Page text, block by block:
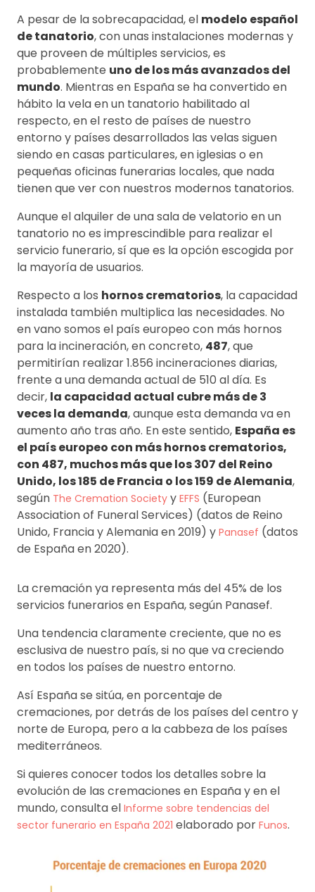
A pesar de la sobrecapacidad, el modelo español
de tanatorio, con unas instalaciones modernas y
que proveen de múltiples servicios, es
probablemente uno de los más avanzados del
mundo. Mientras en España se ha convertido en
hábito la vela en un tanatorio habilitado al
respecto, en el resto de países de nuestro
entorno y países desarrollados las velas siguen
siendo en casas particulares, en iglesias o en
pequeñas oficinas funerarias locales, que nada
tienen que ver con nuestros modernos tanatorios.
Aunque el alquiler de una sala de velatorio en un
tanatorio no es imprescindible para realizar el
servicio funerario, sí que es la opción escogida por
la mayoría de usuarios.
Respecto a los hornos crematorios, la capacidad
instalada también multiplica las necesidades. No
en vano somos el país europeo con más hornos
para la incineración, en concreto, 487, que
permitirían realizar 1.856 incineraciones diarias,
frente a una demanda actual de 510 al día. Es
decir, la capacidad actual cubre más de 3
veces la demanda, aunque esta demanda va en
aumento año tras año. En este sentido, España es
el país europeo con más hornos crematorios,
con 487, muchos más que los 307 del Reino
Unido, los 185 de Francia o los 159 de Alemania,
según The Cremation Society y EFFS (European
Association of Funeral Services) (datos de Reino
Unido, Francia y Alemania en 2019) y Panasef (datos
de España en 2020).
La cremación ya representa más del 45% de los
servicios funerarios en España, según Panasef.
Una tendencia claramente creciente, que no es
esclusiva de nuestro país, si no que va creciendo
en todos los países de nuestro entorno.
Así España se sitúa, en porcentaje de
cremaciones, por detrás de los países del centro y
norte de Europa, pero a la cabbeza de los países
mediterráneos.
Si quieres conocer todos los detalles sobre la
evolución de las cremaciones en España y en el
mundo, consulta el Informe sobre tendencias del
sector funerario en España 2021 elaborado por Funos.